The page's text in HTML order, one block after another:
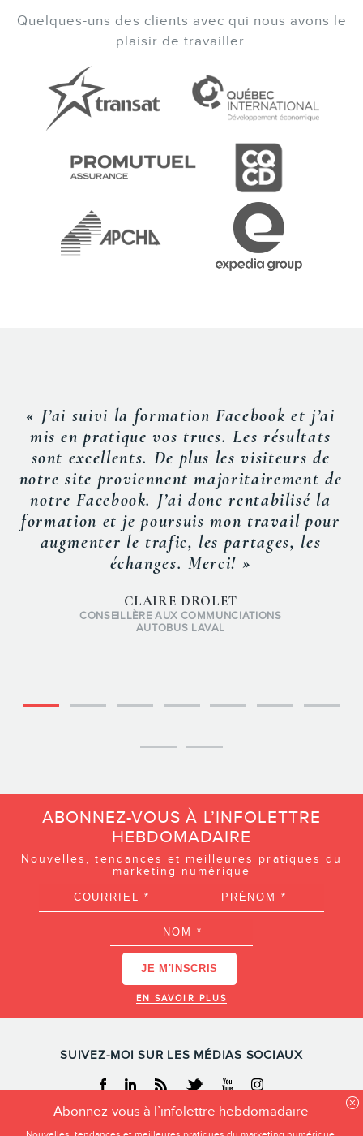
Quelques-uns des clients avec qui nous avons le
plaisir de travailler.
concrets d’IA, améliorer nospromptset
optimiser notre SEO/GEO. Frédéric
vulgarise avec brio un sujet complexe,
tout en offrant des exemples concrets à
appliquer en marketing et
communications. La formation de groupe
nous a permis de découvrir de nombreuses
ressources que nous allons nous
qui iront maintenant en grandissant. »
ABONNEZ-VOUS À L’INFOLETTRE
HEBDOMADAIRE
Nouvelles, tendances et meilleures pratiques du
marketing numérique
EN SAVOIR PLUS
SUIVEZ-MOI SUR LES MÉDIAS SOCIAUX
Facebook
LinkedinRSS TwitterYoutubeInstagram
Abonnez-vous à l’infolettre hebdomadaire